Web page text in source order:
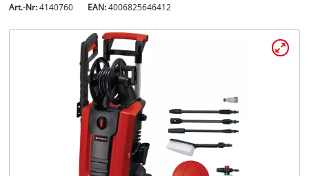
Art.-Nr: 4140760 EAN:4006825646412